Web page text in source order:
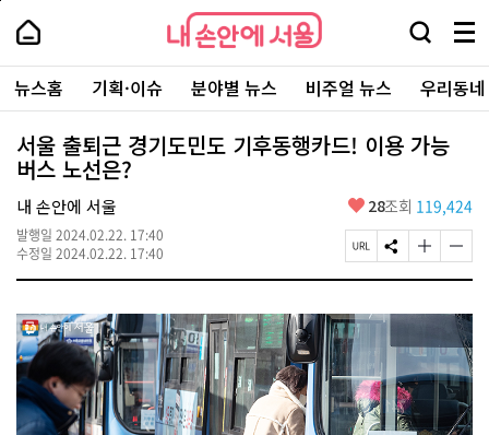
본
로
가
내
손
안
에
서
울
-
서
울
시
대
표
소
통
포
내
손
에
울
검
창
열
기
메
뉴
전
체
보
주
요
서
뉴스홈 기획·이슈 분야별 뉴스 비주얼 뉴스 우리동
서울 출퇴근 경기도민도 기후동행카드! 이용 가능
버스 노선은?
내 손안에 서울
발행일 2024.02.22. 17:40
수정일 2024.02.22. 17:40
좋
요
28조회 119,424
페
이
U
R
L
복
사
S
N
공
유
하
글
자
기
크
게
변
경
하
기
글
자
기
작
게
변
경
하
기
페
상
단
로